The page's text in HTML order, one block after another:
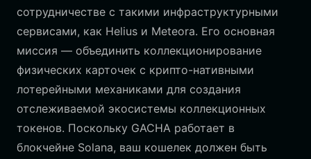
сотрудничестве с такими инфраструктурными
сервисами, как Helius и Meteora. Его основная
миссия — объединить коллекционирование
физических карточек с крипто-нативными
лотерейными механиками для создания
отслеживаемой экосистемы коллекционных
токенов. Поскольку GACHA работает в
блокчейне Solana, ваш кошелек должен быть